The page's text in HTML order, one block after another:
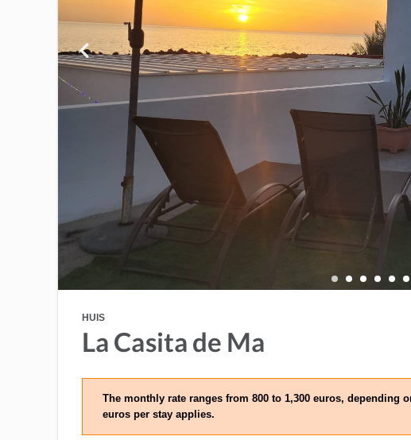
HUIS
La Casita de Ma
The monthly rate ranges from 800 to 1,300 euros, depending
euros per stay applies.